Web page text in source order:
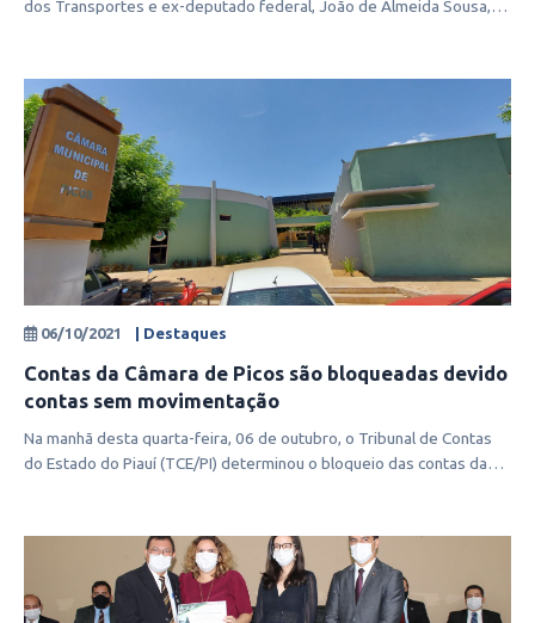
dos Transportes e ex-deputado federal, João de Almeida Sousa,
06/10/2021 | Destaques
Contas da Câmara de Picos são bloqueadas devido
contas sem movimentação
Na manhã desta quarta-feira, 06 de outubro, o Tribunal de Contas
do Estado do Piauí (TCE/PI) determinou o bloqueio das contas da